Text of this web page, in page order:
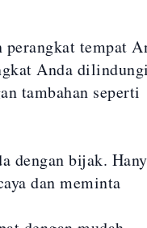
perangkat tempat
Anda dilindungi
tambahan seperti
dengan bijak.
dan meminta